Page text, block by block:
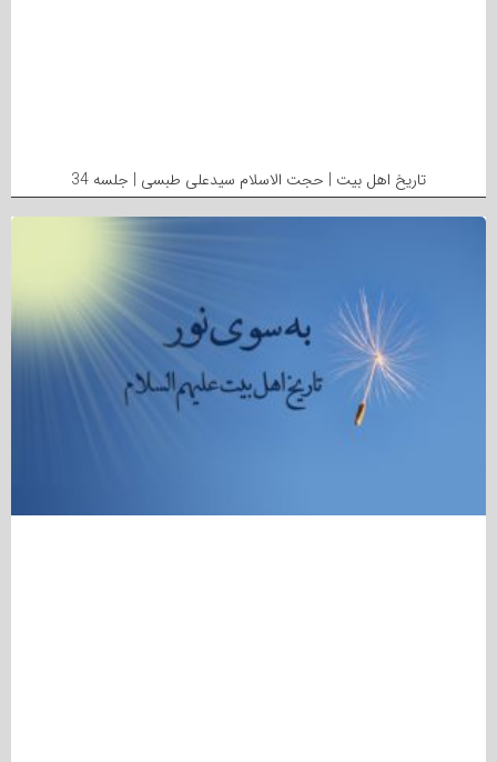
تاریخ اهل بیت | حجت الاسلام سیدعلی طبسی | جلسه 34